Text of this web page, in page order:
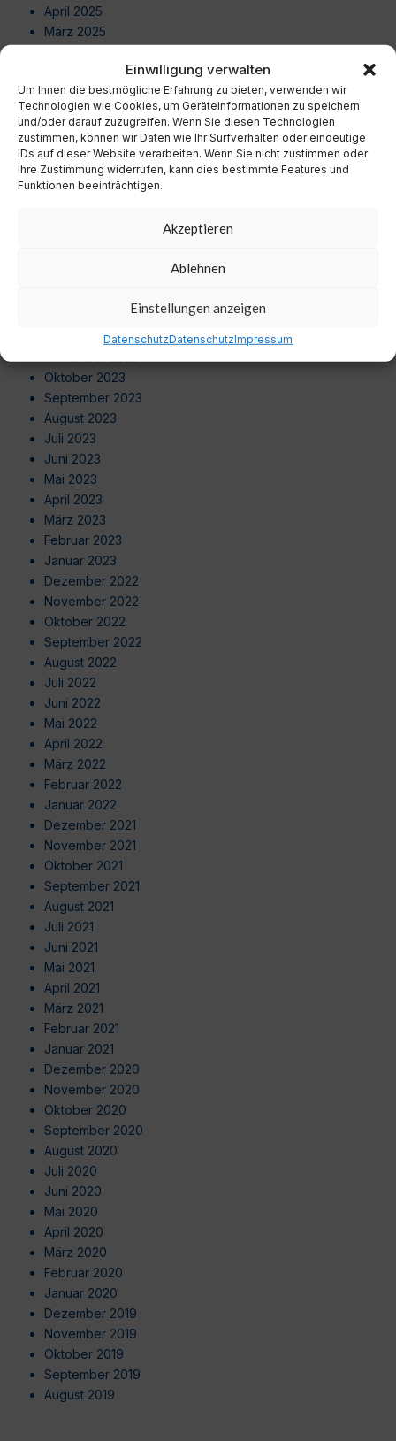
Einwilligung verwalten
Um Ihnen die bestmögliche Erfahrung zu bieten, verwenden wir
Technologien wie Cookies, um Geräteinformationen zu speichern
und/oder darauf zuzugreifen. Wenn Sie diesen Technologien
zustimmen, können wir Daten wie Ihr Surfverhalten oder eindeutige
IDs auf dieser Website verarbeiten. Wenn Sie nicht zustimmen oder
Ihre Zustimmung widerrufen, kann dies bestimmte Features und
Funktionen beeinträchtigen.
Akzeptieren
Ablehnen
Einstellungen anzeigen
DatenschutzDatenschutzImpressum
April 2025
März 2025
Dezember 2024
November 2024
Oktober 2024
September 2024
August 2024
Juli 2024
Dezember 2023
Oktober 2023
September 2023
August 2023
Juli 2023
Juni 2023
Mai 2023
April 2023
März 2023
Februar 2023
Januar 2023
Dezember 2022
November 2022
Oktober 2022
September 2022
August 2022
Juli 2022
Juni 2022
Mai 2022
April 2022
März 2022
Februar 2022
Januar 2022
Dezember 2021
November 2021
Oktober 2021
September 2021
August 2021
Juli 2021
Juni 2021
Mai 2021
April 2021
März 2021
Februar 2021
Januar 2021
Dezember 2020
November 2020
Oktober 2020
September 2020
August 2020
Juli 2020
Juni 2020
Mai 2020
April 2020
März 2020
Februar 2020
Januar 2020
Dezember 2019
November 2019
Oktober 2019
September 2019
August 2019